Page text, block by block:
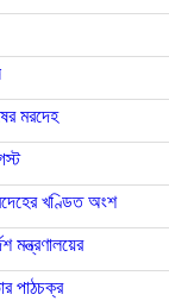
মরদেহ
খণ্ডিত অংশ
মন্ত্রণালয়ের
পাঠচক্র